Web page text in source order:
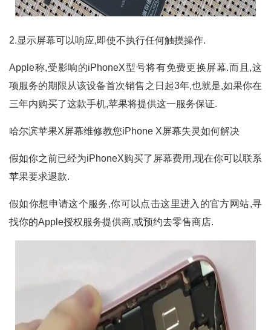
2.显示屏幕可以响应,即使不执行任何触摸操作.
Apple称,受影响的iPhoneX型号将有免费更换屏幕.而且,这
项服务的期限从该设备首次销售之日起3年,也就是,如果你在
三年内购买了这款手机,苹果将提供这一服务保证.
哈尔滨苹果X屏幕维修教您iPhone X屏幕失灵如何解决
假如你之前已经为iPhoneX购买了屏幕费用,现在你可以联系
苹果要求退款.
假如你想申请这个服务,你可以点击这里进入的官方网站,寻
找你的Apple授权服务提供商,或预约去零售商店.